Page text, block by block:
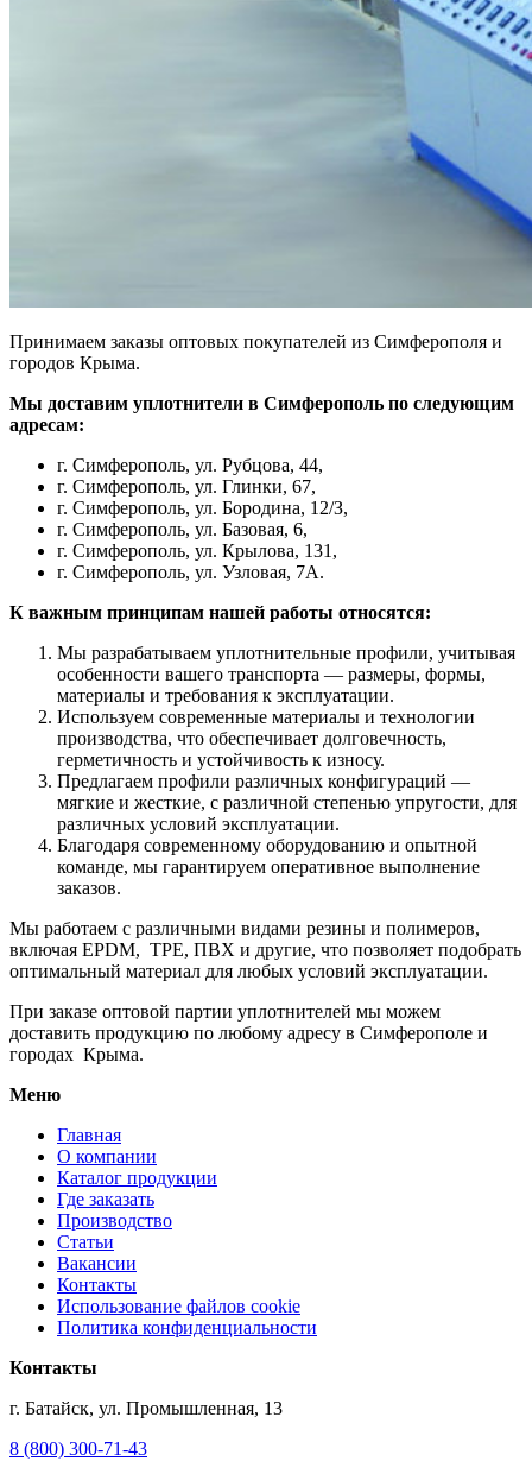
Принимаем заказы оптовых покупателей из Симферополя и
городов Крыма.
Мы доставим уплотнители в Симферополь по следующим
адресам:
г. Симферополь, ул. Рубцова, 44,
г. Симферополь, ул. Глинки, 67,
г. Симферополь, ул. Бородина, 12/З,
г. Симферополь, ул. Базовая, 6,
г. Симферополь, ул. Крылова, 131,
г. Симферополь, ул. Узловая, 7А.
К важным принципам нашей работы относятся:
Мы разрабатываем уплотнительные профили, учитывая
особенности вашего транспорта — размеры, формы,
материалы и требования к эксплуатации.
Используем современные материалы и технологии
производства, что обеспечивает долговечность,
герметичность и устойчивость к износу.
Предлагаем профили различных конфигураций —
мягкие и жесткие, с различной степенью упругости, для
различных условий эксплуатации.
Благодаря современному оборудованию и опытной
команде, мы гарантируем оперативное выполнение
заказов.
Мы работаем с различными видами резины и полимеров,
включая EPDM, TPE, ПВХ и другие, что позволяет подобрать
оптимальный материал для любых условий эксплуатации.
При заказе оптовой партии уплотнителей мы можем
доставить продукцию по любому адресу в Симферополе и
городах Крыма.
Меню
Главная
О компании
Каталог продукции
Где заказать
Производство
Статьи
Вакансии
Контакты
Использование файлов cookie
Политика конфиденциальности
Контакты
г. Батайск, ул. Промышленная, 13
8 (800) 300-71-43